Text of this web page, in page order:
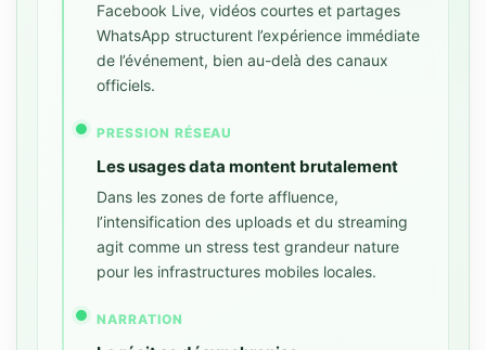
Facebook Live, vidéos courtes et partages
WhatsApp structurent l’expérience immédiate
de l’événement, bien au-delà des canaux
officiels.
PRESSION RÉSEAU
Les usages data montent brutalement
Dans les zones de forte affluence,
l’intensification des uploads et du streaming
agit comme un stress test grandeur nature
pour les infrastructures mobiles locales.
NARRATION